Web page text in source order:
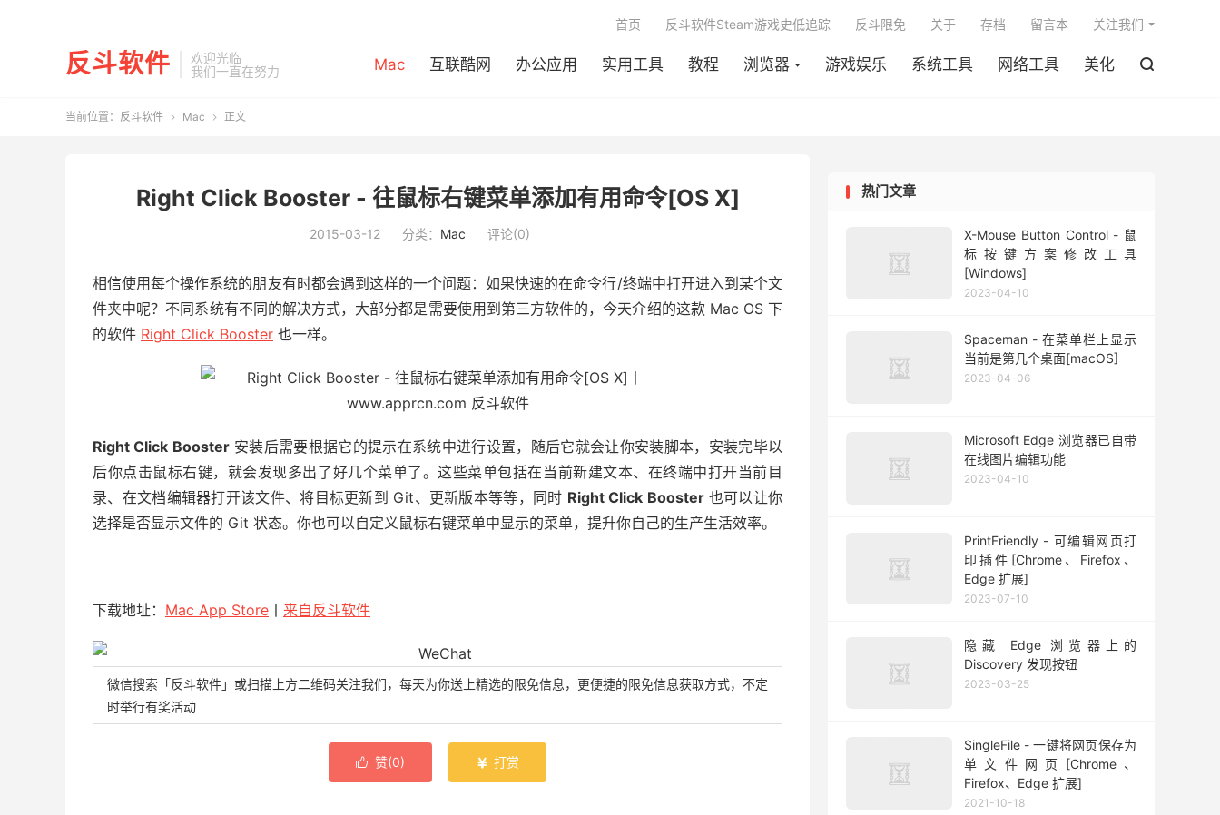
反斗软件
欢迎光临
我们一直在努力
Mac 互联酷网 办公应用 实用工具 教程 浏览器 游戏娱乐 系统工具 网络工具 美化 
首页 反斗软件Steam游戏史低追踪 反斗限免 关于 存档 留言本 关注我们
当前位置： 反斗软件  Mac  正文
Right Click Booster - 往鼠标右键菜单添加有用命令[OS X]
2015-03-12 分类： Mac 评论(0)
相信使用每个操作系统的朋友有时都会遇到这样的一个问题：如果快速的在命令行/终端中打开进入到某个文
件夹中呢？不同系统有不同的解决方式，大部分都是需要使用到第三方软件的，今天介绍的这款 Mac OS 下
的软件 Right Click Booster 也一样。
Right Click Booster安装后需要根据它的提示在系统中进行设置，随后它就会让你安装脚本，安装完毕以
后你点击鼠标右键，就会发现多出了好几个菜单了。这些菜单包括在当前新建文本、在终端中打开当前目
录、在文档编辑器打开该文件、将目标更新到 Git、更新版本等等，同时 Right Click Booster也可以让你
选择是否显示文件的 Git 状态。你也可以自定义鼠标右键菜单中显示的菜单，提升你自己的生产生活效率。
下载地址： Mac App Store 来自反斗软件
微信搜索「反斗软件」或扫描上方二维码关注我们，每天为你送上精选的限免信息，更便捷的限免信息获取方式，不定
时举行有奖活动
 赞(0)  打赏
热门文章
X-Mouse Button Control - 鼠
标按键方案修改工具
[Windows]
2023-04-10
Spaceman - 在菜单栏上显示
当前是第几个桌面[macOS]
2023-04-06
Microsoft Edge 浏览器已自带
在线图片编辑功能
2023-04-10
PrintFriendly - 可编辑网页打
印插件[Chrome、Firefox、
Edge 扩展]
2023-07-10
隐藏 Edge 浏览器上的
Discovery 发现按钮
2023-03-25
SingleFile - 一键将网页保存为
单文件网页[Chrome、
Firefox、Edge 扩展]
2021-10-18